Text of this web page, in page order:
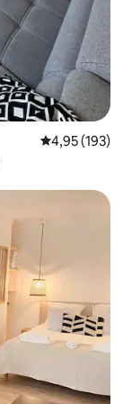
Średnia
4,95 (193)